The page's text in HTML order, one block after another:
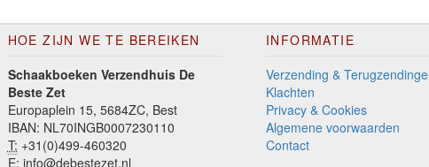
HOE ZIJN WE TE BEREIKEN
Schaakboeken Verzendhuis De
Beste Zet
Europaplein 15, 5684ZC, Best
IBAN: NL70INGB0007230110
T: +31(0)499-460320
E: info@debestezet.nl
INFORMATIE
Verzending &
Klachten
Privacy & Cookies
Algemene voorwaarden
Contact